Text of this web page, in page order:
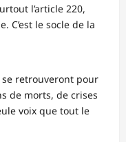
l’article 220,
C’est le socle de la
se retrouveront pour
de morts, de crises
voix que tout le